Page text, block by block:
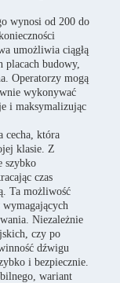
wynosi od 200 do
umożliwia ciągłą
placach budowy,
Operatorzy mogą
wykonywać
i maksymalizując
cecha, która
klasie. Z
szybko
czas
Ta możliwość
Niezależnie
czy po
dźwigu
i bezpiecznie.
wariant